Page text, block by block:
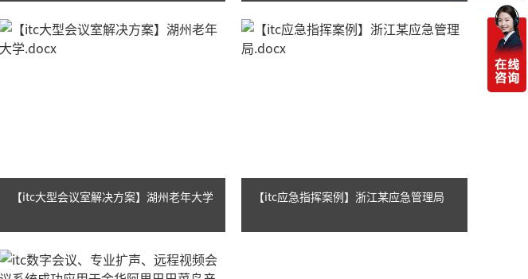
【itc大型会议室解决方案】湖州老年大学 【itc应急指挥案例】浙江某应急管理局